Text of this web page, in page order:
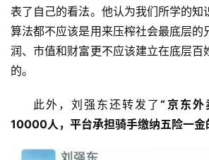
首
资
表了自己的看法。他认为我们所学的知
算法都不应该是用来压榨社会最底层的
润、市值和财富更不应该建立在底层百
的。
此外，刘强东还转发了“京东外
10000人，平台承担骑手缴纳五险一金